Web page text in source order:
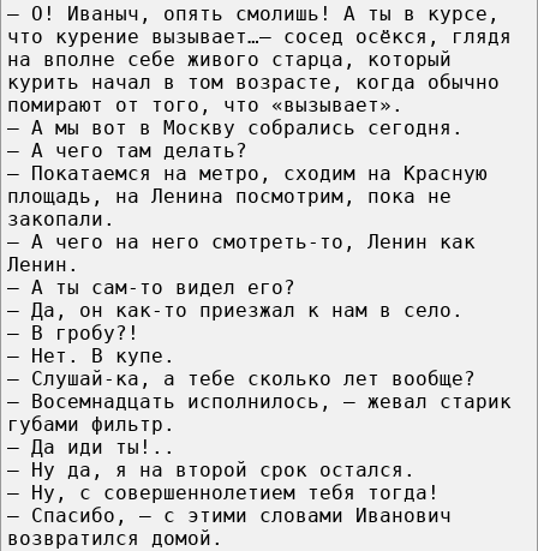
— О! Иваныч, опять смолишь! А ты в курсе,
что курение вызывает…— сосед осёкся, глядя
на вполне себе живого старца, который
курить начал в том возрасте, когда обычно
помирают от того, что «вызывает».
— А мы вот в Москву собрались сегодня.
— А чего там делать?
— Покатаемся на метро, сходим на Красную
площадь, на Ленина посмотрим, пока не
закопали.
— А чего на него смотреть-то, Ленин как
Ленин.
— А ты сам-то видел его?
— Да, он как-то приезжал к нам в село.
— В гробу?!
— Нет. В купе.
— Слушай-ка, а тебе сколько лет вообще?
— Восемнадцать исполнилось, — жевал старик
губами фильтр.
— Да иди ты!..
— Ну да, я на второй срок остался.
— Ну, с совершеннолетием тебя тогда!
— Спасибо, — с этими словами Иванович
возвратился домой.